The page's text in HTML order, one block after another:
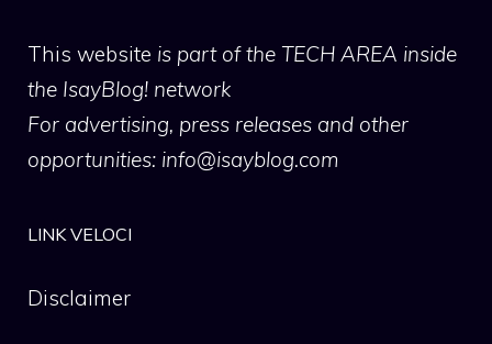
This website is part of the TECH AREA inside
the IsayBlog! network
For advertising, press releases and other
opportunities: info@isayblog.com
LINK VELOCI
Disclaimer